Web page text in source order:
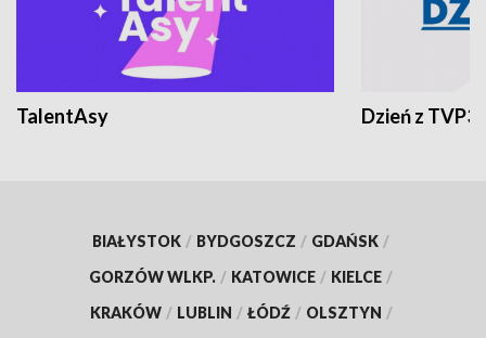
TalentAsy Dzień z TVP3
BIAŁYSTOK / BYDGOSZCZ / GDAŃSK /
GORZÓW WLKP. / KATOWICE / KIELCE /
KRAKÓW / LUBLIN / ŁÓDŹ / OLSZTYN /